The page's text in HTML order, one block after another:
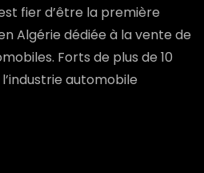
fier d’être la première
Algérie dédiée à la vente de
Forts de plus de 10
automobile